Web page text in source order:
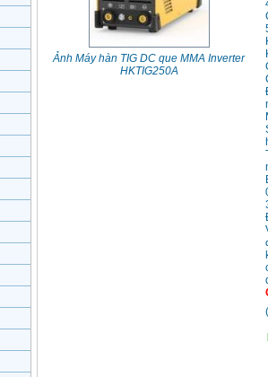
Ảnh Máy hàn TIG DC que MMA Inverter
HKTIG250A
(